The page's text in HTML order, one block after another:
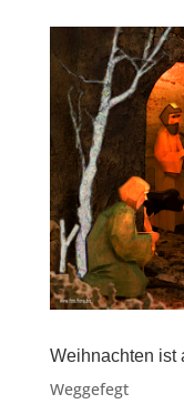
Weihnachten ist
Weggefegt